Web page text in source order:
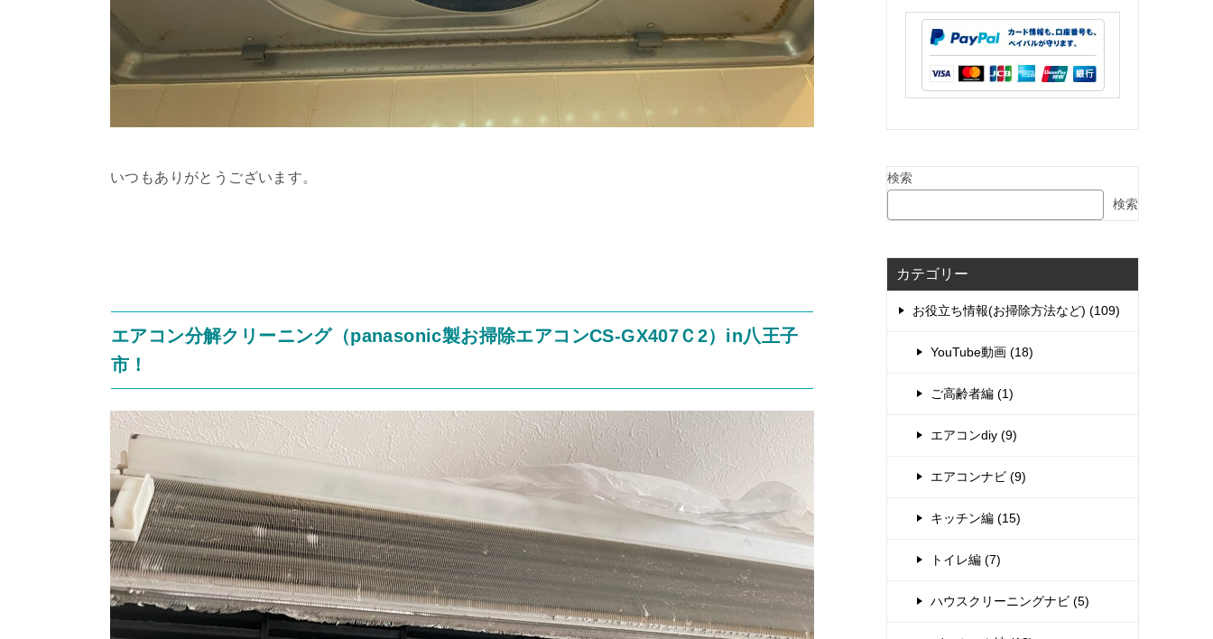
いつもありがとうございます。
エアコン分解クリーニング（panasonic製お掃除エアコンCS-GX407Ｃ2）in八王子
市！
検索
検索
カテゴリー
お役立ち情報(お掃除方法など) (109)
YouTube動画 (18)
ご高齢者編 (1)
エアコンdiy (9)
エアコンナビ (9)
キッチン編 (15)
トイレ編 (7)
ハウスクリーニングナビ (5)